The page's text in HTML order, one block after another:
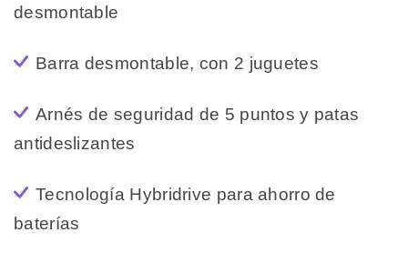
desmontable
Barra desmontable, con 2 juguetes
Arnés de seguridad de 5 puntos y patas
antideslizantes
Tecnología Hybridrive para ahorro de
baterías